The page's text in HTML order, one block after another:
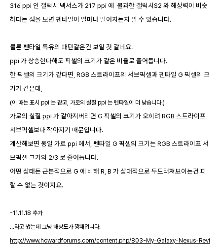
316 ppi 인 갤럭시 넥서스가 217 ppi 에 불과한 갤럭시S2 와 해상력이 비슷
하다는 점을 보면 펜타일이 얼마나 떨어지는지 알 수 있습니다.
물론 펜타일 특유의 패턴같은건 보일 것 같네요.
ppi 가 상승한다해도 픽셀의 크기가 같은 비율로 줄어듭니다.
한 픽셀의 크기가 같다면, RGB 스트라이프의 서브픽셀과 펜타일 G 픽셀의 크
기가 같은데,
(이 때는 표시 ppi 는 같고, 가로의 실질 ppi 는 펜타일이 더 낮습니다.)
가로의 실질 ppi 가 같아져버리면 G 픽셀의 크기가 오히려 RGB 스트라이프
서브픽셀보다 작아지기 때문입니다.
계산해보면 동일 가로 ppi 에서, 펜타일 G 픽셀의 크기는 RGB 스트라이프 서
브픽셀 크기의 2/3 로 줄어듭니다.
어떤 상태든 근본적으로 G 에 비해 R, B 가 상대적으로 두드러져보이는건 피
할 수 없는 것이지요.
-11.11.18 추가
...라고 썼는데 그냥 해상도가 깡패입니다.
http://www.howardforums.com/content.php/803-My-Galaxy-Nexus-Revi